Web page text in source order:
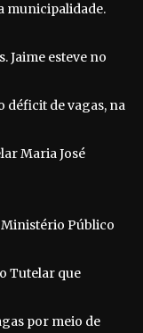
municipalidade.
Jaime esteve no
de vagas, na
Maria José
Ministério Público
Tutelar que
por meio de